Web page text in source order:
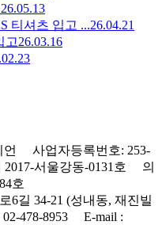
26.05.13
티셔츠 입고 ...26.04.21
고26.03.16
사업자등록번호: 253-
서울강동-0131호 의
호
6길 34-21 (성내동, 재진빌
478-8953 E-mail :